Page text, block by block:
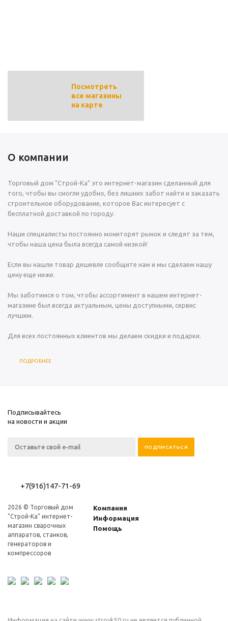
Посмотреть
все магазины
на карте
О компании
Торговый дом "Строй-Ка" это интернет-магазин сделанный для
того, чтобы вы смогли удобно, без лишних забот найти и заказать
строительное оборудование, которое Вас интересует с
бесплатной доставкой по городу.
Наши специалисты постоянно мониторят рынок и следят за тем,
чтобы наша цена была всегда самой низкой!
Если вы нашли товар дешевле сообщите нам и мы сделаем нашу
цену еще ниже.
Мы заботимся о том, чтобы ассортимент в нашем интернет-
магазине был всегда актуальным, цены доступными, сервис
лучшим.
Для всех постоянных клиентов мы делаем скидки и подарки.
ПОДРОБНЕЕ
Подписывайтесь
на новости и акции
+7(916)147-71-69
2026 © Торговый дом
"Строй-Ка" интернет-
магазин сварочных
аппаратов, станков,
генераторов и
компрессоров
Компания
Информация
Помощь